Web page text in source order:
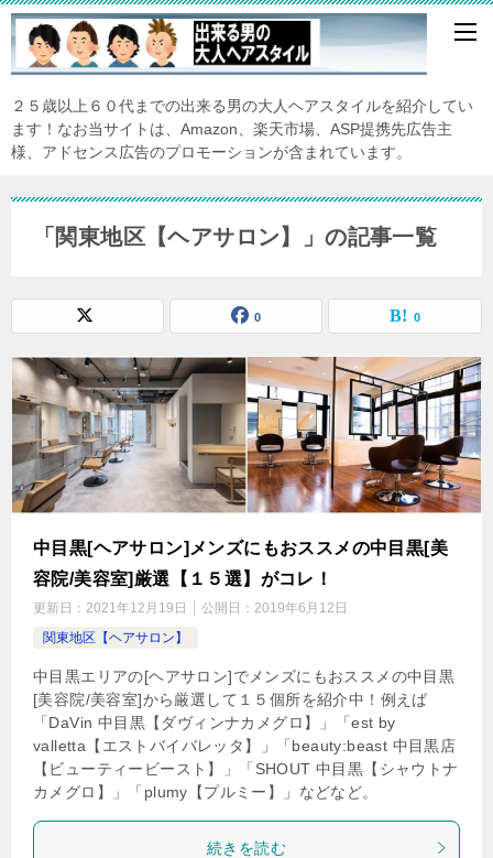
２５歳以上６０代までの出来る男の大人ヘアスタイルを紹介してい
ます！なお当サイトは、Amazon、楽天市場、ASP提携先広告主
様、アドセンス広告のプロモーションが含まれています。
「関東地区【ヘアサロン】」の記事一覧
0 0
中目黒[ヘアサロン]メンズにもおススメの中目黒[美
容院/美容室]厳選【１５選】がコレ！
更新日： 2021年12月19日 公開日： 2019年6月12日
関東地区【ヘアサロン】
中目黒エリアの[ヘアサロン]でメンズにもおススメの中目黒
[美容院/美容室]から厳選して１５個所を紹介中！例えば
「DaVin 中目黒【ダヴィンナカメグロ】」「est by
valletta【エストバイバレッタ】」「beauty:beast 中目黒店
【ビューティービースト】」「SHOUT 中目黒【シャウトナ
カメグロ】」「plumy【プルミー】」などなど。
続きを読む